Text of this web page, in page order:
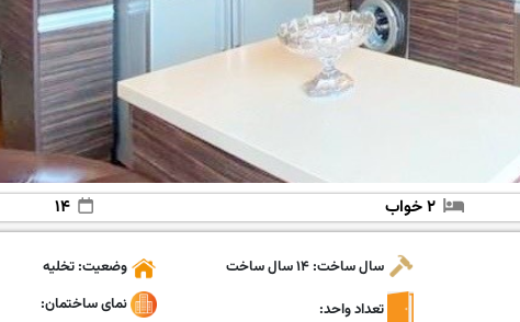
۲ خواب ۱۴
سال ساخت: ۱۴ سال ساخت
وضعیت: تخلیه
تعداد واحد: نمای ساختمان: